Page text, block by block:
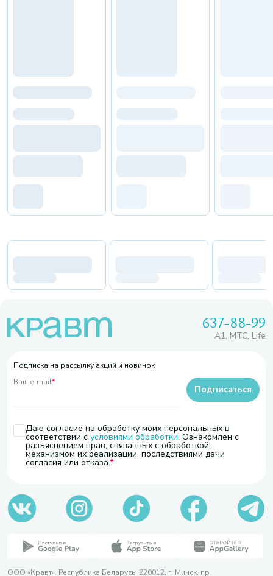
637-88-99
A1, МТС, Life
Подписка на рассылку акций и новинок
Ваш e-mail*
Даю согласие на обработку моих персональных в
соответствии с условиями обработки. Ознакомлен с
разъяснением прав, связанных с обработкой,
механизмом их реализации, последствиями дачи
согласия или отказа.
Подписаться
ООО «Кравт». Республика Беларусь, 220012, г. Минск, пр.